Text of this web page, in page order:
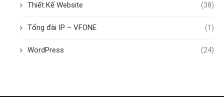
Thiết Kế Website (38)
Tổng đài IP – VFONE (1)
WordPress (24)